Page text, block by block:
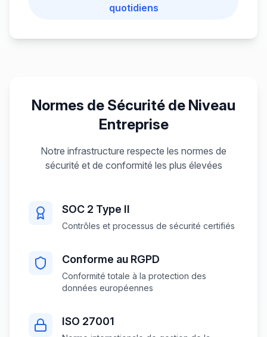
quotidiens
Normes de Sécurité de Niveau
Entreprise
Notre infrastructure respecte les normes de
sécurité et de conformité les plus élevées
SOC 2 Type II
Contrôles et processus de sécurité certifiés
Conforme au RGPD
Conformité totale à la protection des
données européennes
ISO 27001